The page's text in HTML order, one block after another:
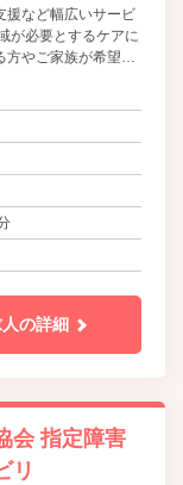
援など幅広いサービ
が必要とするケアに
方やご家族が希望す
できるよう励んでい
の詳細
会 指定障害
リ